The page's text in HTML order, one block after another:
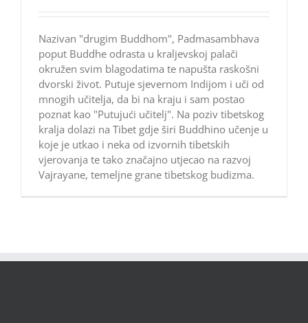
Nazivan "drugim Buddhom", Padmasambhava
poput Buddhe odrasta u kraljevskoj palači
okružen svim blagodatima te napušta raskošni
dvorski život. Putuje sjevernom Indijom i uči od
mnogih učitelja, da bi na kraju i sam postao
poznat kao "Putujući učitelj". Na poziv tibetskog
kralja dolazi na Tibet gdje širi Buddhino učenje u
koje je utkao i neka od izvornih tibetskih
vjerovanja te tako značajno utjecao na razvoj
Vajrayane, temeljne grane tibetskog budizma.